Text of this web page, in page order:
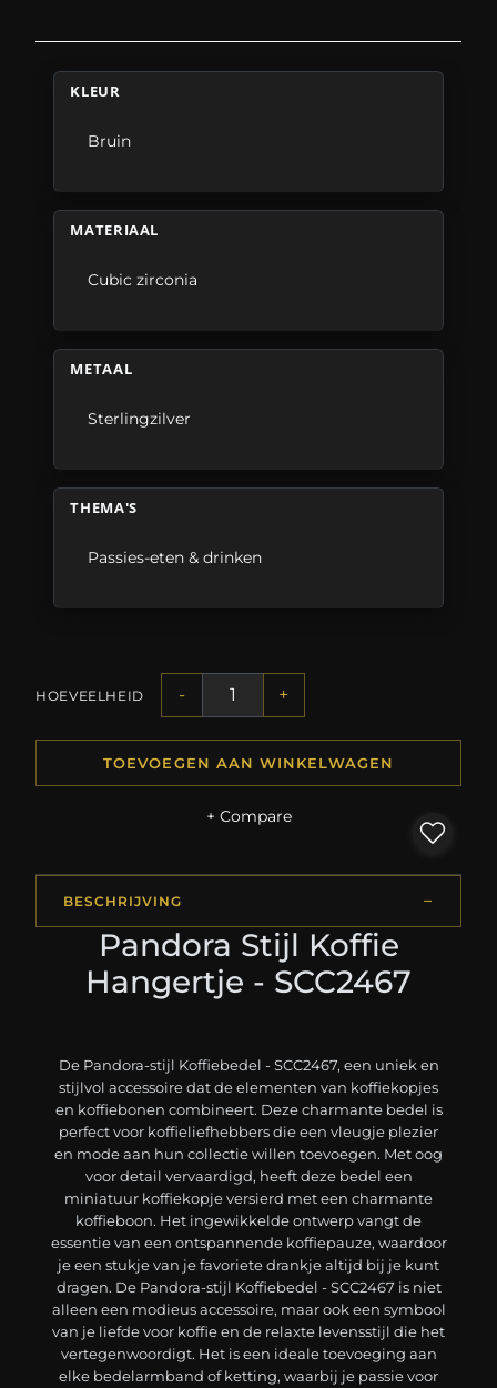
KLEUR
Bruin
MATERIAAL
Cubic zirconia
METAAL
Sterlingzilver
THEMA'S
Passies-eten & drinken
HOEVEELHEID - +
TOEVOEGEN AAN WINKELWAGEN
+ Compare
BESCHRIJVING
Pandora Stijl Koffie
Hangertje - SCC2467
De Pandora-stijl Koffiebedel - SCC2467, een uniek en
stijlvol accessoire dat de elementen van koffiekopjes
en koffiebonen combineert. Deze charmante bedel is
perfect voor koffieliefhebbers die een vleugje plezier
en mode aan hun collectie willen toevoegen. Met oog
voor detail vervaardigd, heeft deze bedel een
miniatuur koffiekopje versierd met een charmante
koffieboon. Het ingewikkelde ontwerp vangt de
essentie van een ontspannende koffiepauze, waardoor
je een stukje van je favoriete drankje altijd bij je kunt
dragen. De Pandora-stijl Koffiebedel - SCC2467 is niet
alleen een modieus accessoire, maar ook een symbool
van je liefde voor koffie en de relaxte levensstijl die het
vertegenwoordigt. Het is een ideale toevoeging aan
elke bedelarmband of ketting, waarbij je passie voor